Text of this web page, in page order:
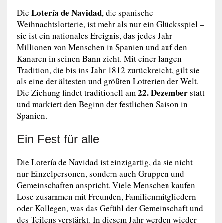
Die Lotería de Navidad, die spanische
Weihnachtslotterie, ist mehr als nur ein Glücksspiel –
sie ist ein nationales Ereignis, das jedes Jahr
Millionen von Menschen in Spanien und auf den
Kanaren in seinen Bann zieht. Mit einer langen
Tradition, die bis ins Jahr 1812 zurückreicht, gilt sie
als eine der ältesten und größten Lotterien der Welt.
Die Ziehung findet traditionell am22. Dezemberstatt
und markiert den Beginn der festlichen Saison in
Spanien.
Ein Fest für alle
Die Lotería de Navidad ist einzigartig, da sie nicht
nur Einzelpersonen, sondern auch Gruppen und
Gemeinschaften anspricht. Viele Menschen kaufen
Lose zusammen mit Freunden, Familienmitgliedern
oder Kollegen, was das Gefühl der Gemeinschaft und
des Teilens verstärkt. In diesem Jahr werden wieder